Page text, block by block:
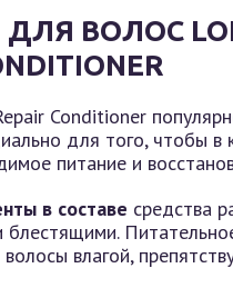
ВОЛОС
Conditioner
для того, чтобы
питание и
в составе средства
блестящими.
влагой,